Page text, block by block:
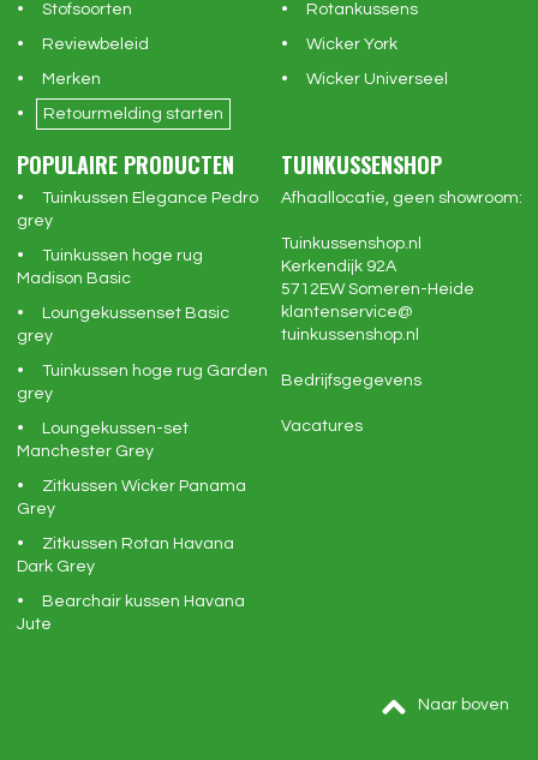
Stofsoorten
Reviewbeleid
Merken
Retourmelding starten
Rotankussens
Wicker York
Wicker Universeel
POPULAIRE PRODUCTEN
Tuinkussen Elegance Pedro
grey
Tuinkussen hoge rug
Madison Basic
Loungekussenset Basic
grey
Tuinkussen hoge rug Garden
grey
Loungekussen-set
Manchester Grey
Zitkussen Wicker Panama
Grey
Zitkussen Rotan Havana
Dark Grey
Bearchair kussen Havana
Jute
TUINKUSSENSHOP
Afhaallocatie, geen showroom:
Tuinkussenshop.nl
Kerkendijk 92A
5712EW Someren-Heide
klantenservice@
tuinkussenshop.nl
Bedrijfsgegevens
Vacatures
Naar boven